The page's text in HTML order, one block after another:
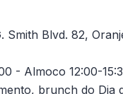
Smith Blvd. 82,
- Almoco 12:00-
brunch do Dia